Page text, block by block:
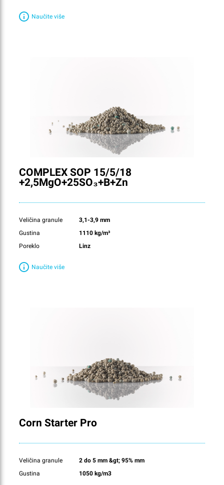
Naučite više
COMPLEX SOP 15/5/18
+2,5MgO+25SO₃+B+Zn
Veličina granule
3,1-3,9 mm
Gustina
1110 kg/m³
Poreklo
Linz
Naučite više
Corn Starter Pro
Veličina granule
2 do 5 mm &gt; 95% mm
Gustina
1050 kg/m3